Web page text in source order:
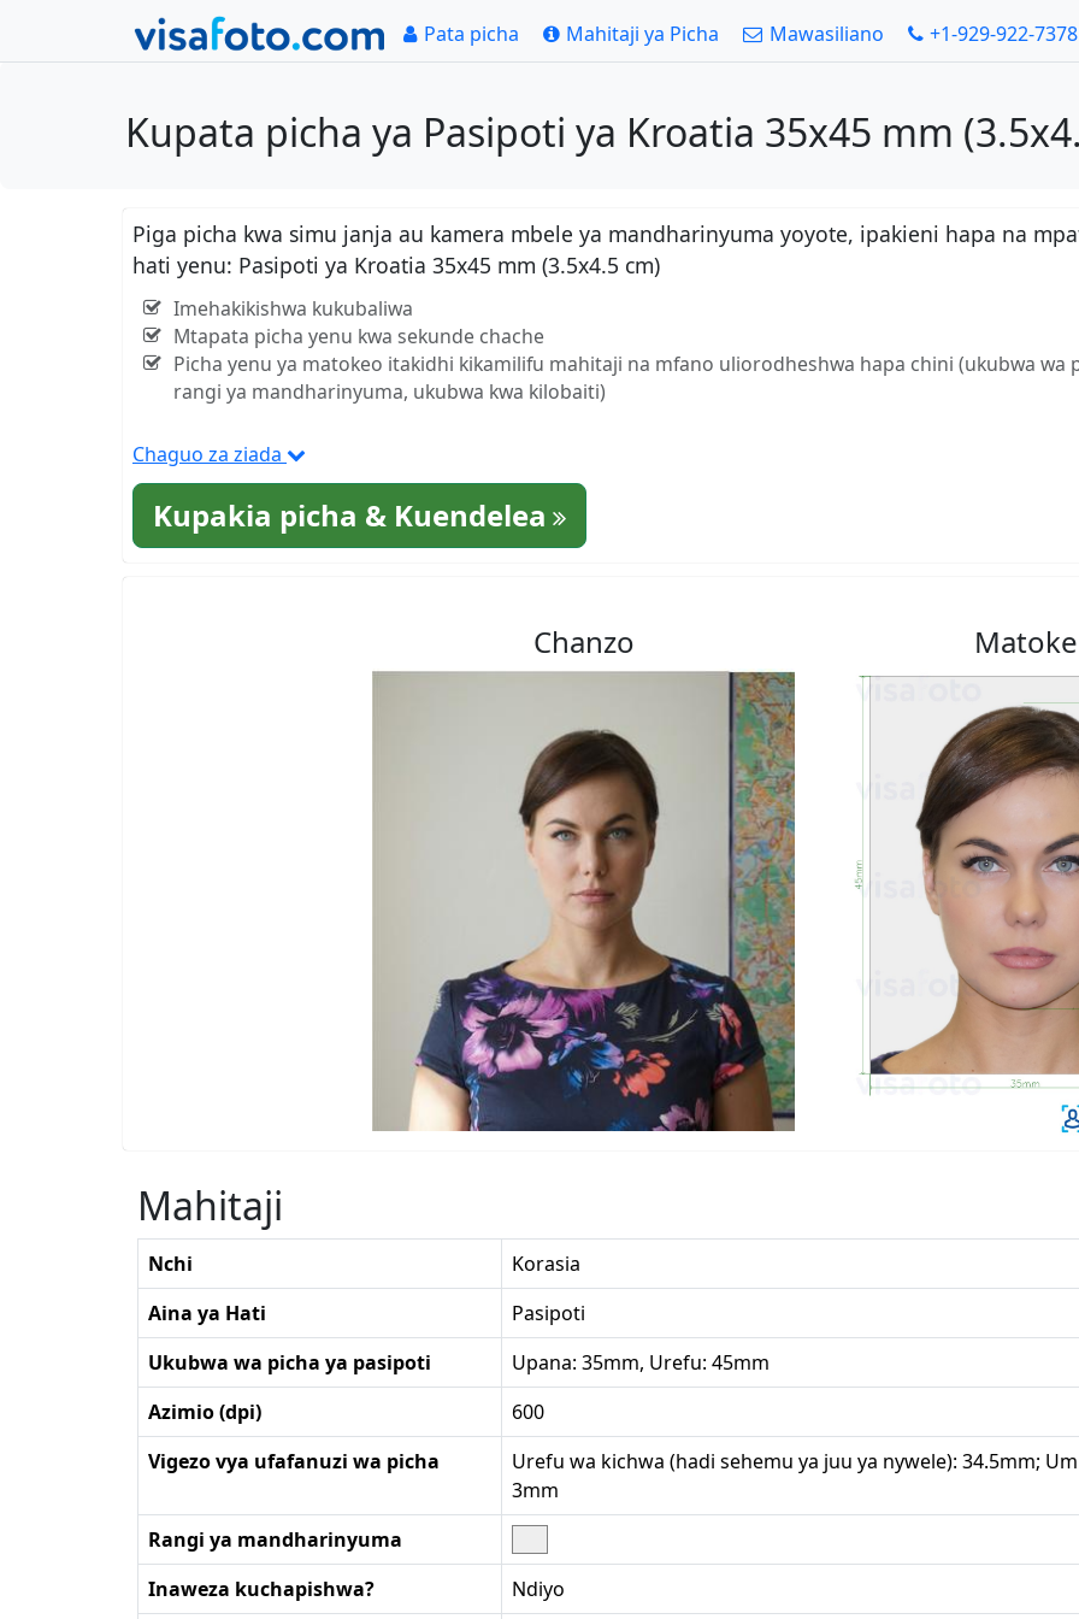
Pata picha Mahitaji ya Picha Mawasiliano +1-929-922-7378
Kupata picha ya Pasipoti ya Kroatia 35x45 mm
Piga picha kwa simu janja au kamera mbele ya mandharinyuma yoyote, ipakieni hapa na
hati yenu: Pasipoti ya Kroatia 35x45 mm (3.5x4.5 cm)
Imehakikishwa kukubaliwa
Mtapata picha yenu kwa sekunde chache
Picha yenu ya matokeo itakidhi kikamilifu mahitaji na mfano uliorodheshwa hapa chini (ukubwa wa
rangi ya mandharinyuma, ukubwa kwa kilobaiti)
Chaguo za ziada
Kupakia picha & Kuendelea
Chanzo
Mahitaji
Nchi
Korasia
Aina ya Hati
Pasipoti
Ukubwa wa picha ya pasipoti
Upana: 35mm, Urefu: 45mm
Azimio (dpi)
600
Vigezo vya ufafanuzi wa picha
Urefu wa kichwa (hadi sehemu ya juu ya nywele): 34.5mm;
3mm
Rangi ya mandharinyuma
Inaweza kuchapishwa?
Ndiyo